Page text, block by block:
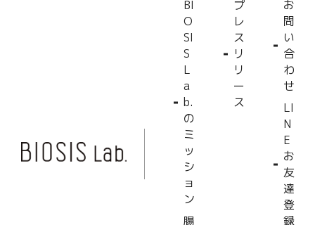
BI
O
SI
S
L
a
b.
の
ミ
ッ
シ
ョ
ン
腸
プ
レ
ス
リ
リ
ー
ス
お
問
い
合
わ
せ
LI
N
E
お
友
達
登
録